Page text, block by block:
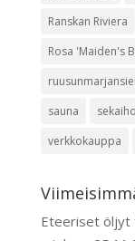
Ranskan Riviera
Rosa 'Maiden's
sauna
sekaiho
verkkokauppa
Eteeriset öljyt